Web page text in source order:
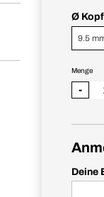
Ø Kopf
9.5
Menge
-
Deine